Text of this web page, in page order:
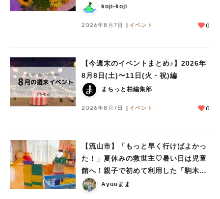
koji-koji
2026年8月7日 イベント 0
【今週末のイベントまとめ♪】2026年
8月8日(土)〜11日(火・祝)編
まちっと柏編集部
2026年8月7日 イベント 0
【流山市】「もっと早く行けばよかっ
た！」夏休みの救世主♡暑い日は児童
館へ！親子で初めて利用した「駒木台
児童館」レポート
Ayuuまま
人気のキーワード
#ラーメン#ショッピング #カフェ
#教えたい／教えて投稿記事